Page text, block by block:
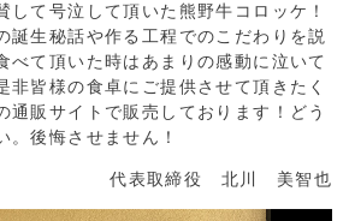
して号泣して頂いた熊野牛コロッケ！
誕生秘話や作る工程でのこだわりを説
べて頂いた時はあまりの感動に泣いて
非皆様の食卓にご提供させて頂きたく
通販サイトで販売しております！どう
。後悔させません！
代表取締役 北川 美智也